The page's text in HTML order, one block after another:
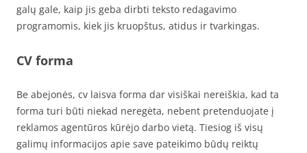
galų gale, kaip jis geba dirbti teksto redagavimo
programomis, kiek jis kruopštus, atidus ir tvarkingas.
CV forma
Be abejonės, cv laisva forma dar visiškai nereiškia, kad ta
forma turi būti niekad neregėta, nebent pretenduojate į
reklamos agentūros kūrėjo darbo vietą. Tiesiog iš visų
galimų informacijos apie save pateikimo būdų reiktų